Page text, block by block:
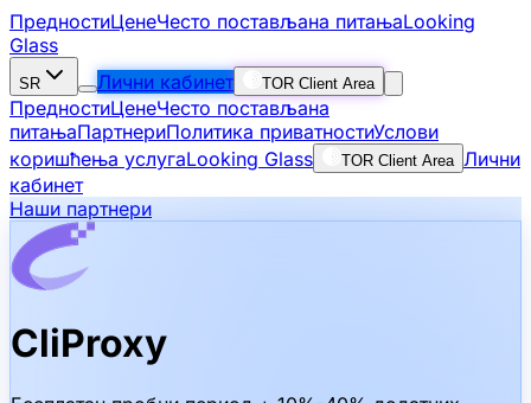
ПредностиЦенеЧесто постављана питањаLooking
Glass
SR Лични кабинет TOR Client Area
ПредностиЦенеЧесто постављана
питањаПартнериПолитика приватностиУслови
коришћења услугаLooking Glass TOR Client Area Лични
кабинет
Наши партнери
CliProxy